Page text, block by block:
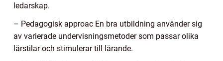
ledarskap.
– Pedagogisk approac En bra utbildning använder sig
av varierade undervisningsmetoder som passar olika
lärstilar och stimulerar till lärande.